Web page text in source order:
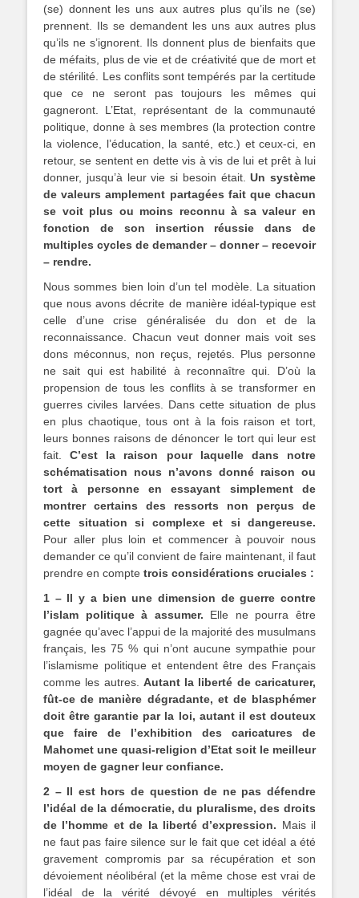
(se) donnent les uns aux autres plus qu’ils ne (se)
prennent. Ils se demandent les uns aux autres plus
qu’ils ne s’ignorent. Ils donnent plus de bienfaits que
de méfaits, plus de vie et de créativité que de mort et
de stérilité. Les conflits sont tempérés par la certitude
que ce ne seront pas toujours les mêmes qui
gagneront. L’Etat, représentant de la communauté
politique, donne à ses membres (la protection contre
la violence, l’éducation, la santé, etc.) et ceux-ci, en
retour, se sentent en dette vis à vis de lui et prêt à lui
donner, jusqu’à leur vie si besoin était.Un système
de valeurs amplement partagées fait que chacun
se voit plus ou moins reconnu à sa valeur en
fonction de son insertion réussie dans de
multiples cycles de demander – donner – recevoir
– rendre.
Nous sommes bien loin d’un tel modèle. La situation
que nous avons décrite de manière idéal-typique est
celle d’une crise généralisée du don et de la
reconnaissance. Chacun veut donner mais voit ses
dons méconnus, non reçus, rejetés. Plus personne
ne sait qui est habilité à reconnaître qui. D’où la
propension de tous les conflits à se transformer en
guerres civiles larvées. Dans cette situation de plus
en plus chaotique, tous ont à la fois raison et tort,
leurs bonnes raisons de dénoncer le tort qui leur est
fait.C’est la raison pour laquelle dans notre
schématisation nous n’avons donné raison ou
tort à personne en essayant simplement de
montrer certains des ressorts non perçus de
cette situation si complexe et si dangereuse.
Pour aller plus loin et commencer à pouvoir nous
demander ce qu’il convient de faire maintenant, il faut
prendre en compte trois considérations cruciales :
1 – Il y a bien une dimension de guerre contre
l’islam politique à assumer. Elle ne pourra être
gagnée qu’avec l’appui de la majorité des musulmans
français, les 75 % qui n’ont aucune sympathie pour
l’islamisme politique et entendent être des Français
comme les autres. Autant la liberté de caricaturer,
fût-ce de manière dégradante, et de blasphémer
doit être garantie par la loi, autant il est douteux
que faire de l’exhibition des caricatures de
Mahomet une quasi-religion d’Etat soit le meilleur
moyen de gagner leur confiance.
2 – Il est hors de question de ne pas défendre
l’idéal de la démocratie, du pluralisme, des droits
de l’homme et de la liberté d’expression. Mais il
ne faut pas faire silence sur le fait que cet idéal a été
gravement compromis par sa récupération et son
dévoiement néolibéral (et la même chose est vrai de
l’idéal de la vérité dévoyé en multiples vérités